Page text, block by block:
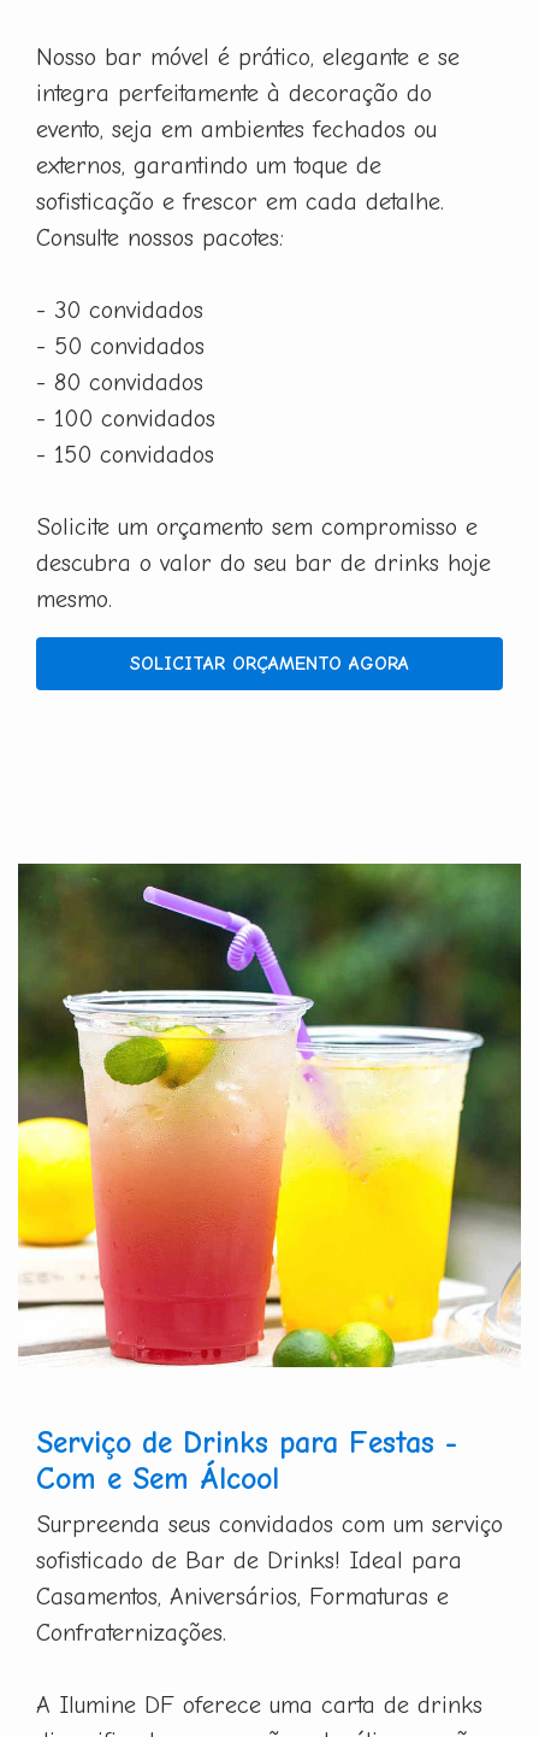
Nosso bar móvel é prático, elegante e se
integra perfeitamente à decoração do
evento, seja em ambientes fechados ou
externos, garantindo um toque de
sofisticação e frescor em cada detalhe.
Consulte nossos pacotes:
- 30 convidados
- 50 convidados
- 80 convidados
- 100 convidados
- 150 convidados
Solicite um orçamento sem compromisso e
descubra o valor do seu bar de drinks hoje
mesmo.
SOLICITAR ORÇAMENTO AGORA
Serviço de Drinks para Festas -
Com e Sem Álcool
Surpreenda seus convidados com um serviço
sofisticado de Bar de Drinks! Ideal para
Casamentos, Aniversários, Formaturas e
Confraternizações.
A Ilumine DF oferece uma carta de drinks